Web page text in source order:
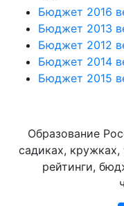
Бюджет 2016
Бюджет 2013
Бюджет 2012
Бюджет 2014
Бюджет 2015
Образование
садиках, кружках,
рейтинги,